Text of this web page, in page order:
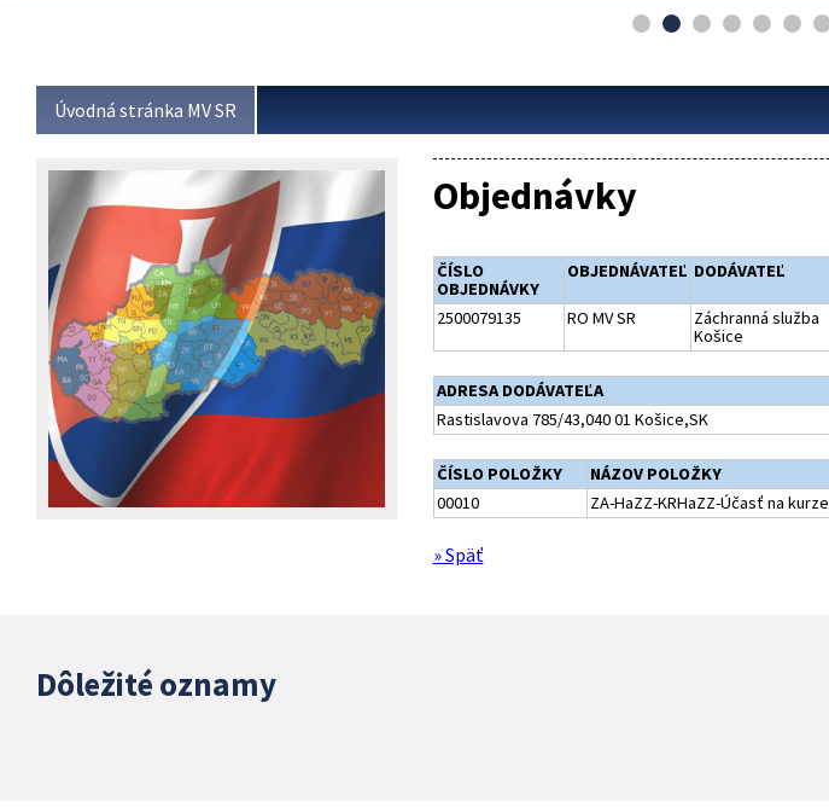
Úvodná stránka MV SR
Objednávky
ČÍSLO
OBJEDNÁVKY
OBJEDNÁVATEĽ DODÁVATEĽ
2500079135 RO MV SR
Záchranná služba
Košice
ADRESA DODÁVATEĽA
Rastislavova 785/43,040 01 Košice,SK
ČÍSLO POLOŽKY NÁZOV POLOŽKY
00010
ZA-HaZZ-KRHaZZ-Účasť na kurze
» Späť
Dôležité oznamy